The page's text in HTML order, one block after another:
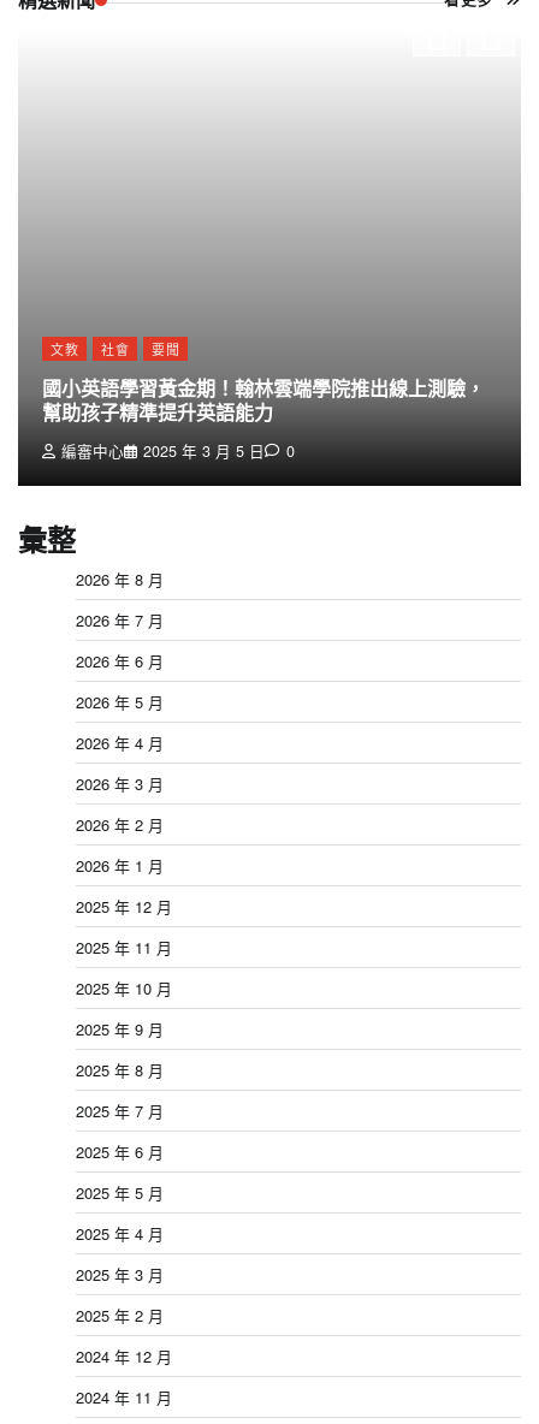
文教 社會 要聞
國小英語學習黃金期！翰林雲端學院推出線上測驗，
幫助孩子精準提升英語能力
編審中心 2025 年 3 月 5 日 0
彙整
2026 年 8 月
2026 年 7 月
2026 年 6 月
2026 年 5 月
2026 年 4 月
2026 年 3 月
2026 年 2 月
2026 年 1 月
2025 年 12 月
2025 年 11 月
2025 年 10 月
2025 年 9 月
2025 年 8 月
2025 年 7 月
2025 年 6 月
2025 年 5 月
2025 年 4 月
2025 年 3 月
2025 年 2 月
2024 年 12 月
2024 年 11 月